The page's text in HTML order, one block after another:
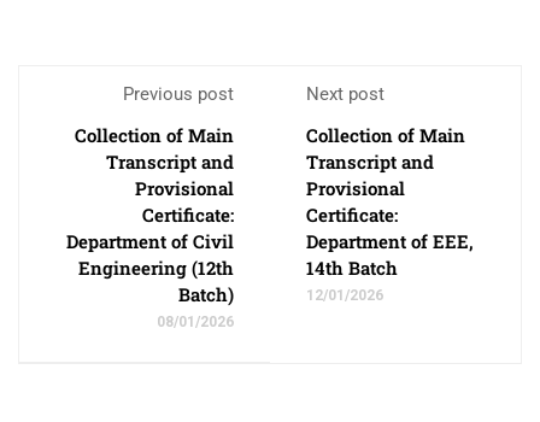
Previous post
Collection of Main
Transcript and
Provisional
Certificate:
Department of Civil
Engineering (12th
Batch)
08/01/2026
Next post
Collection of Main
Transcript and
Provisional
Certificate:
Department of EEE,
14th Batch
12/01/2026